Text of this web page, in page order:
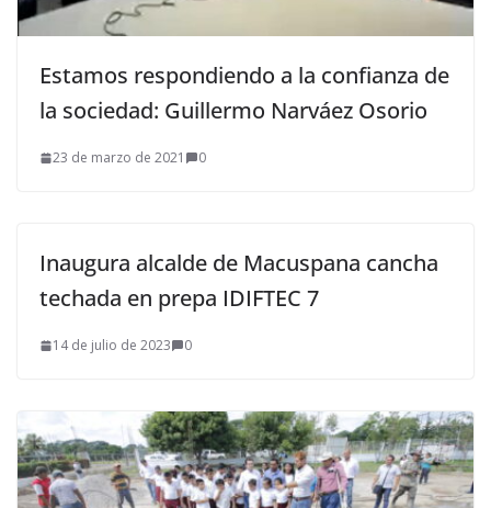
Estamos respondiendo a la confianza de
la sociedad: Guillermo Narváez Osorio
23 de marzo de 2021 0
Inaugura alcalde de Macuspana cancha
techada en prepa IDIFTEC 7
14 de julio de 2023 0